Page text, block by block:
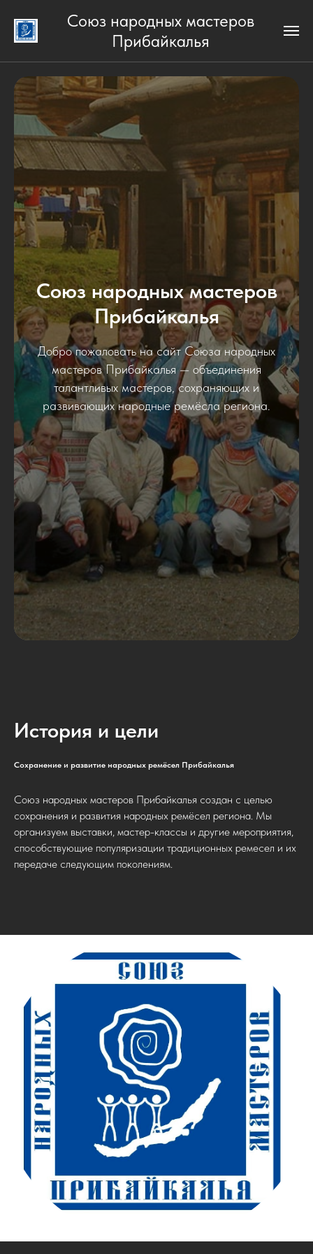
Союз народных мастеров
Прибайкалья
Союз народных мастеров
Прибайкалья
Добро пожаловать на сайт Союза народных
мастеров Прибайкалья — объединения
талантливых мастеров, сохраняющих и
развивающих народные ремёсла региона.
История и цели
Сохранение и развитие народных ремёсел Прибайкалья
Союз народных мастеров Прибайкалья создан с целью
сохранения и развития народных ремёсел региона. Мы
организуем выставки, мастер-классы и другие мероприятия,
способствующие популяризации традиционных ремесел и их
передаче следующим поколениям.